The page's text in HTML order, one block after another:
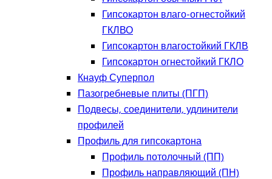
Гипсокартон влаго-огнестойкий
ГКЛВО
Гипсокартон влагостойкий ГКЛВ
Гипсокартон огнестойкий ГКЛО
Кнауф Суперпол
Пазогребневые плиты (ПГП)
Подвесы, соединители, удлинители
профилей
Профиль для гипсокартона
Профиль потолочный (ПП)
Профиль направляющий (ПН)